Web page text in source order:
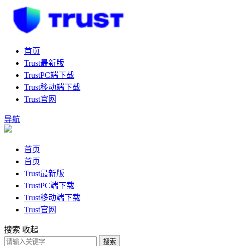
首页
Trust最新版
TrustPC端下载
Trust移动端下载
Trust官网
导航
首页
首页
Trust最新版
TrustPC端下载
Trust移动端下载
Trust官网
搜索 收起
搜索